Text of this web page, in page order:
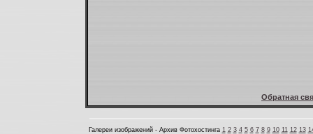
Обратная
Галереи изображений - Архив Фотохостинга 1 2 3 4 5 6 7 8 9 10 11 12 13